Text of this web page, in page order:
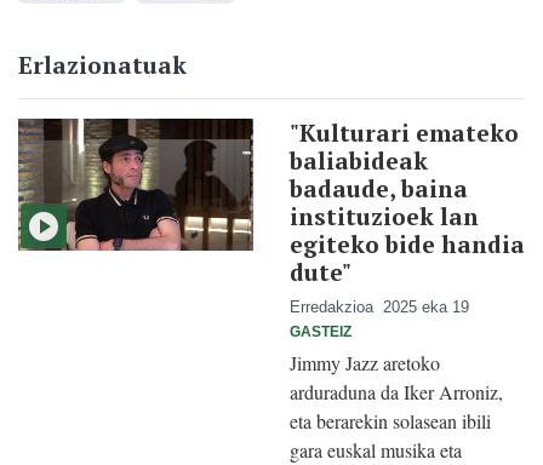
Erlazionatuak
"Kulturari emateko
baliabideak
badaude, baina
instituzioek lan
egiteko bide handia
dute"
Erredakzioa 2025 eka 19
GASTEIZ
Jimmy Jazz aretoko
arduraduna da Iker Arroniz,
eta berarekin solasean ibili
gara euskal musika eta